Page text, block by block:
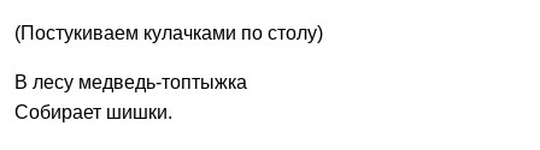
(Постукиваем кулачками по столу)
В лесу медведь-топтыжка
Собирает шишки.